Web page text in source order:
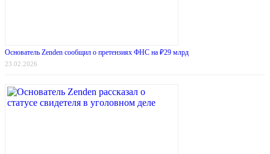
Основатель Zenden сообщил о претензиях ФНС на ₽29 млрд
23.02.2026